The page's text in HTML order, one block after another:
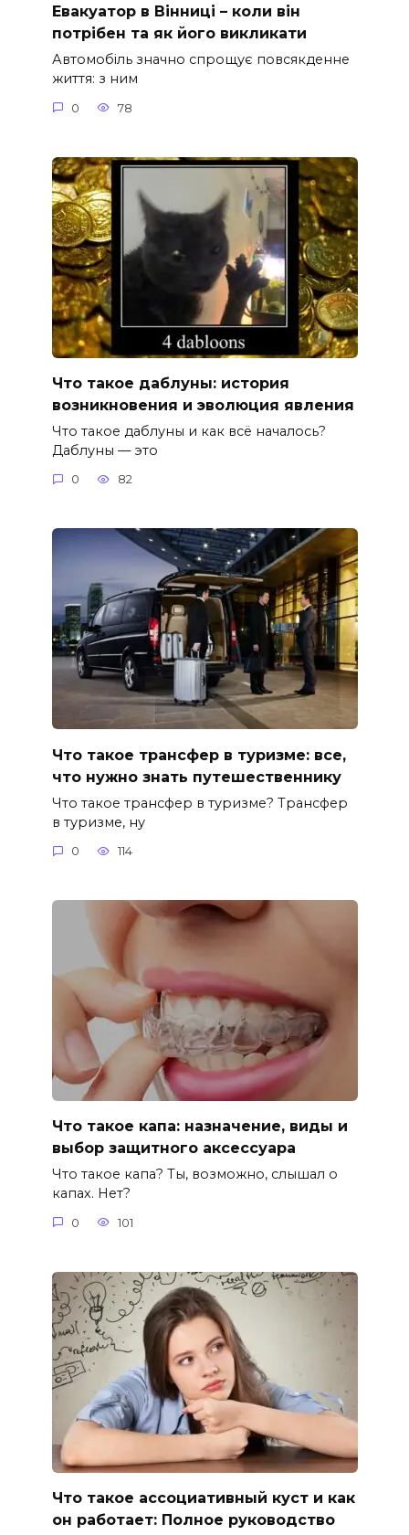
Евакуатор в Вінниці – коли він
потрібен та як його викликати
Автомобіль значно спрощує повсякденне
життя: з ним
0 78
Что такое даблуны: история
возникновения и эволюция явления
Что такое даблуны и как всё началось?
Даблуны — это
0 82
Что такое трансфер в туризме: все,
что нужно знать путешественнику
Что такое трансфер в туризме? Трансфер
в туризме, ну
0 114
Что такое капа: назначение, виды и
выбор защитного аксессуара
Что такое капа? Ты, возможно, слышал о
капах. Нет?
0 101
Что такое ассоциативный куст и как
он работает: Полное руководство